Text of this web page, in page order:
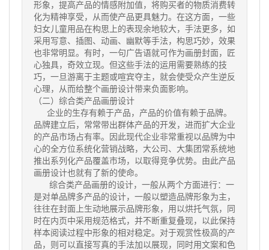
形象，提高产品的情感附加值，将购买者的物质消费转
化为精神享受，从而使产品更具魅力。在这方面，一些
妇女儿童用品在构思上的表现余地较大，手法更多，如
采用写意、插图、动画、幽默等手法，构思巧妙，效果
也非常明显。有时，一句广告语就可作为画册封面，匠
心独具，奇效立现。但这些手法的运用需要熟练的技
巧，一旦游离于主题或喧宾夺主，就会使受众产生逆反
心理，从而给整个画册设计带来负面影响。
（二）综合类产品画册设计
企业的生存有赖于产品，产品的价值有赖于品牌。
品牌建立后，常常带出群体产品的开发，进而扩大企业
的产品市场占有率。因此现代企业非常重视以品牌为中
心的全方位系统化营销战略，大公司、大集团常系统地
推出系列化产品覆盖市场，以取得竞争优势。由此产品
画册设计也就有了新的使命。
综合类产品画册的设计，一般从两个方面进行：一
是对单品牌多产品的设计，一般以塑造品牌形象为主，
往往在封面上生动地展示品牌形象，用以烘托气氛，同
时在内页中采用规范格式，并不断重复叠现，以此保持
样本阅读过程中形象的相对稳定。对于观赏性极高的产
品，则可以直接写真的手法加以展现，同时用文案和色